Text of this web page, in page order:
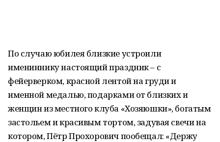
По случаю юбилея близкие устроили
имениннику настоящий праздник – с
фейерверком, красной лентой на груди и
именной медалью, подарками от близких и
женщин из местного клуба «Хозяюшки», богатым
застольем и красивым тортом, задувая свечи на
котором, Пётр Прохорович пообещал: «Держу